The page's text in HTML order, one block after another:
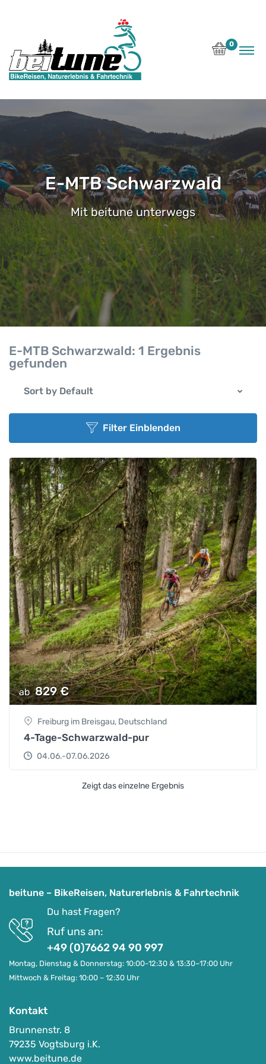
0
E-MTB Schwarzwald
Mit beitune unterwegs
E-MTB Schwarzwald: 1 Ergebnis
gefunden
Sort by Default
Filter Einblenden
ab 829€
Freiburg im Breisgau, Deutschland
4-Tage-Schwarzwald-pur
04.06.-07.06.2026
Zeigt das einzelne Ergebnis
beitune – BikeReisen, Naturerlebnis & Fahrtechnik
Du hast Fragen?
Ruf uns an:
+49 (0)7662 94 90 997
Montag, Dienstag & Donnerstag: 10:00-12:30 & 13:30–17:00 Uhr
Mittwoch & Freitag: 10:00 – 12:30 Uhr
Kontakt
Brunnenstr. 8
79235 Vogtsburg i.K.
www.beitune.de